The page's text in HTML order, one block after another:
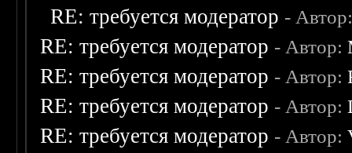
RE: требуется модератор -
RE: требуется модератор - Автор:
RE: требуется модератор - Автор:
RE: требуется модератор - Автор:
RE: требуется модератор - Автор: